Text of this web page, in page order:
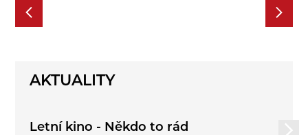
AKTUALITY
Letní kino - Někdo to rád